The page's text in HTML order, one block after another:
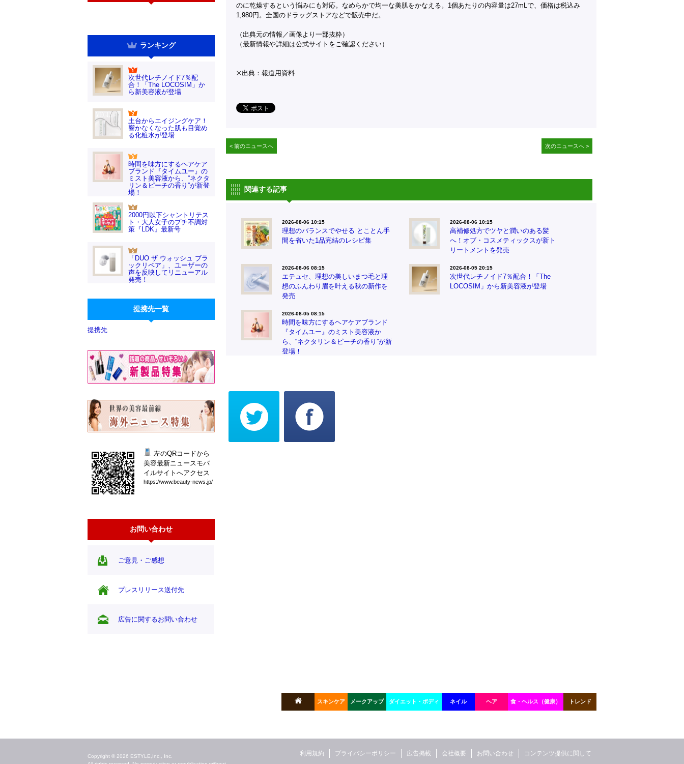
ランキング
次世代レチノイド7％配
合！「The LOCOSIM」か
ら新美容液が登場
土台からエイジングケア！
響かなくなった肌も目覚め
る化粧水が登場
時間を味方にするヘアケア
ブランド『タイムユー』の
ミスト美容液から、“ネクタ
リン＆ピーチの香り”が新登
場！
2000円以下シャントリテス
ト・大人女子のプチ不調対
策『LDK』最新号
「DUO ザ ウォッシュ ブラ
ックリペア」、ユーザーの
声を反映してリニューアル
発売！
提携先一覧
提携先
左のQRコードから
美容最新ニュースモバ
イルサイトへアクセス
https://www.beauty-news. jp/
お問い合わせ
ご意見・ご感想
プレスリリース送付先
広告に関するお問い合わせ
のに乾燥するという悩みにも対応。なめらかで均一な美肌をかなえる。1個あたりの内容量は27mLで、価格は税込み
1,980円。全国のドラッグストアなどで販売中だ。
（出典元の情報／画像より一部抜粋）
（最新情報や詳細は公式サイトをご確認ください）
※出典：報道用資料
< 前のニュースへ 次のニュースへ >
関連する記事
2026-08-06 10:15
理想のバランスでやせる とことん手
間を省いた1品完結のレシピ集
2026-08-06 10:15
高補修処方でツヤと潤いのある髪
へ！オブ・コスメティックスが新ト
リートメントを発売
2026-08-06 08:15
エテュセ、理想の美しいまつ毛と理
想のふんわり眉を叶える秋の新作を
発売
2026-08-05 20:15
次世代レチノイド7％配合！「The
LOCOSIM」から新美容液が登場
2026-08-05 08:15
時間を味方にするヘアケアブランド
『タイムユー』のミスト美容液か
ら、“ネクタリン＆ピーチの香り”が新
登場！
スキンケア メークアップ ダイエット・ボディ ネイル ヘア 食・ヘルス（健康） トレンド
Copyright © 2026 ESTYLE,Inc., Inc.
コンテンツ提供に関して
お問い合わせ
会社概要
広告掲載
プライバシーポリシー
利用規約